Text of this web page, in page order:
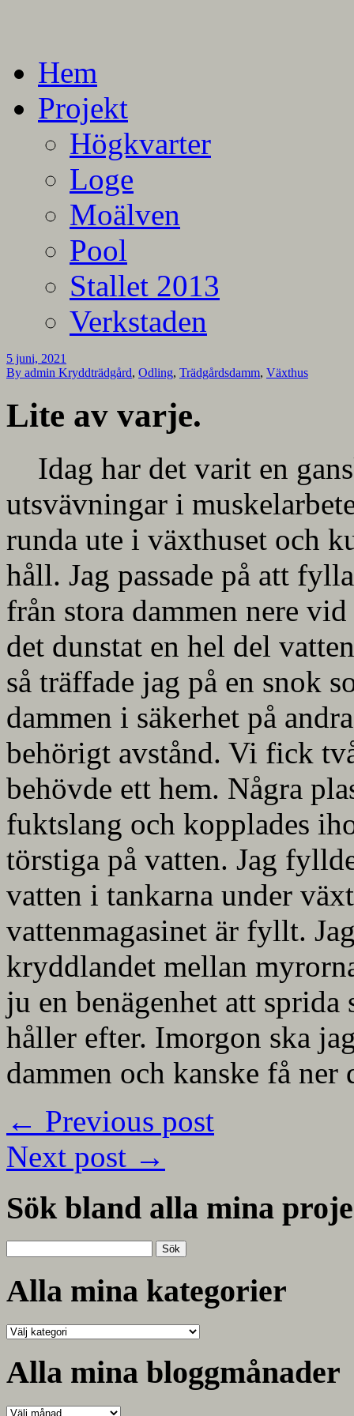
Hem
Projekt
Högkvarter
Loge
Moälven
Pool
Stallet 2013
Verkstaden
5 juni, 2021
By admin Kryddträdgård, Odling, Trädgårdsdamm, Växthus
Lite av varje.
Idag har det varit en
utsvävningar i
runda ute i växthuset och
håll. Jag passade på att
från stora dammen nere
det dunstat en hel del
så träffade jag på en snok
dammen i säkerhet på
behörigt avstånd. Vi fick
behövde ett hem. Några
fuktslang och kopplades
törstiga på vatten. Jag
vatten i tankarna under
vattenmagasinet är fyllt.
kryddlandet mellan
ju en benägenhet att
håller efter. Imorgon ska
dammen och kanske få
← Previous post
Next post →
Sök bland alla mina
efter:
Alla mina kategorier
Alla
kategorier
Alla mina bloggmånader
Alla